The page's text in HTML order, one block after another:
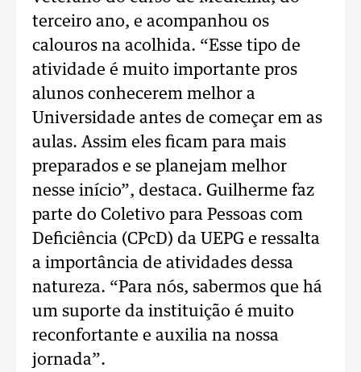
terceiro ano, e acompanhou os
calouros na acolhida. “Esse tipo de
atividade é muito importante pros
alunos conhecerem melhor a
Universidade antes de começar em as
aulas. Assim eles ficam para mais
preparados e se planejam melhor
nesse início”, destaca. Guilherme faz
parte do Coletivo para Pessoas com
Deficiência (CPcD) da UEPG e ressalta
a importância de atividades dessa
natureza. “Para nós, sabermos que há
um suporte da instituição é muito
reconfortante e auxilia na nossa
jornada”.